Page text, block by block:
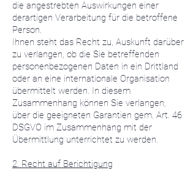
die angestrebten Auswirkungen einer
derartigen Verarbeitung für die betroffene
Person.
Ihnen steht das Recht zu, Auskunft darüber
zu verlangen, ob die Sie betreffenden
personenbezogenen Daten in ein Drittland
oder an eine internationale Organisation
übermittelt werden. In diesem
Zusammenhang können Sie verlangen,
über die geeigneten Garantien gem. Art. 46
DSGVO im Zusammenhang mit der
Übermittlung unterrichtet zu werden.
2. Recht auf Berichtigung